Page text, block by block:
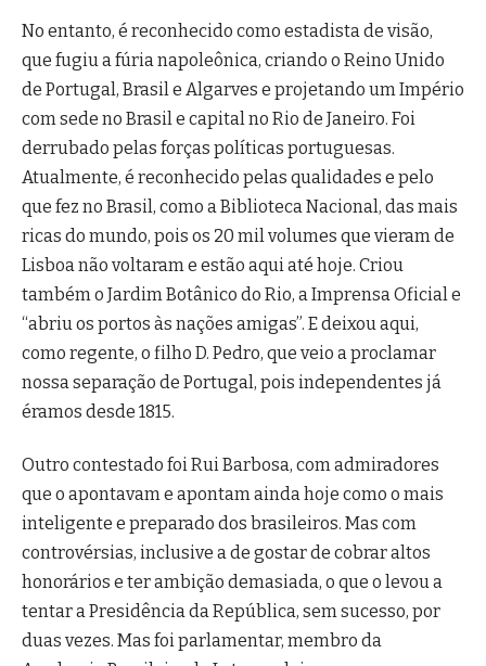
No entanto, é reconhecido como estadista de visão,
que fugiu a fúria napoleônica, criando o Reino Unido
de Portugal, Brasil e Algarves e projetando um Império
com sede no Brasil e capital no Rio de Janeiro. Foi
derrubado pelas forças políticas portuguesas.
Atualmente, é reconhecido pelas qualidades e pelo
que fez no Brasil, como a Biblioteca Nacional, das mais
ricas do mundo, pois os 20 mil volumes que vieram de
Lisboa não voltaram e estão aqui até hoje. Criou
também o Jardim Botânico do Rio, a Imprensa Oficial e
“abriu os portos às nações amigas”. E deixou aqui,
como regente, o filho D. Pedro, que veio a proclamar
nossa separação de Portugal, pois independentes já
éramos desde 1815.
Outro contestado foi Rui Barbosa, com admiradores
que o apontavam e apontam ainda hoje como o mais
inteligente e preparado dos brasileiros. Mas com
controvérsias, inclusive a de gostar de cobrar altos
honorários e ter ambição demasiada, o que o levou a
tentar a Presidência da República, sem sucesso, por
duas vezes. Mas foi parlamentar, membro da